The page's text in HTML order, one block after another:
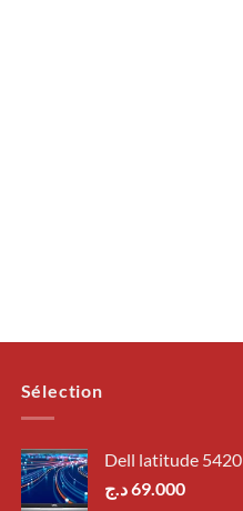
Sélection
Dell latitude 5420
69.000د.ج